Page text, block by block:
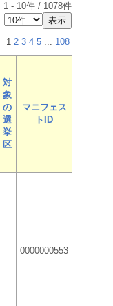
1 - 10件 / 1078件
1 2 3 4 5 ... 108
対
象
の
選
挙
区
マニフェス
トID
0000000553